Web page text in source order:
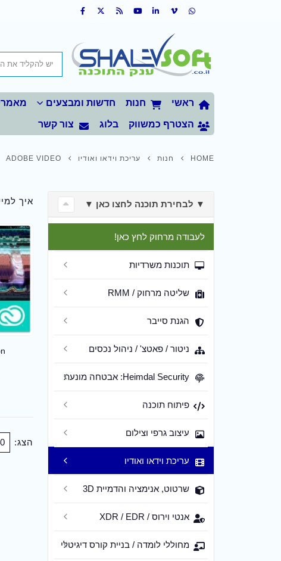
ראשי חנות חדשות ומבצעים
הצטרף כמשווק בלוג צור קשר
HOME חנות עריכת וידאו ואודיו ADOBE VIDEO
איך
הצג:
▼ לבחירת תוכנה לחצו כאן ▼
לעבודה מרחוק לחץ כאן!
תוכנות משרדיות
שליטה מרחוק / RMM
הגנת סייבר
ניטור / פאטצ' / ניהול נכסים
Heimdal Security: אבטחה מונעת
פיתוח תוכנה
עיצוב גרפי וצילום
עריכת וידאו ואודיו
שרטוט, אנימציה והדמיית 3D
אנטי וירוס / XDR / EDR
מחוללי לומדה / בניית קורס דיגיטלי